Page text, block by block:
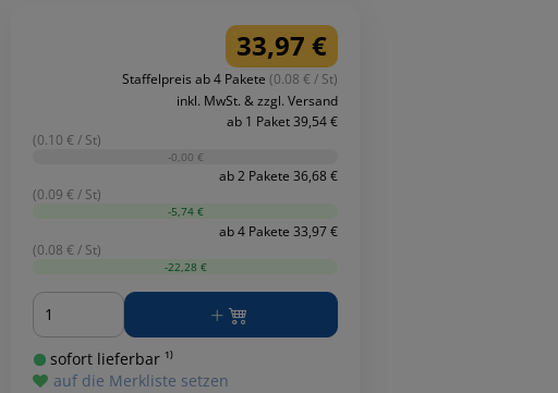
33,97 €
Staffelpreis ab 4 Pakete (0.08 € / St)
inkl. MwSt. & zzgl. Versand
ab 1 Paket 39,54 €
(0.10 € / St)
-0,00 €
ab 2 Pakete 36,68 €
(0.09 € / St)
-5,74 €
ab 4 Pakete 33,97 €
(0.08 € / St)
-22,28 €
Menge
sofort lieferbar ¹⁾
auf die Merkliste setzen